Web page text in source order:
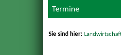
Termine
Sie sind hier: